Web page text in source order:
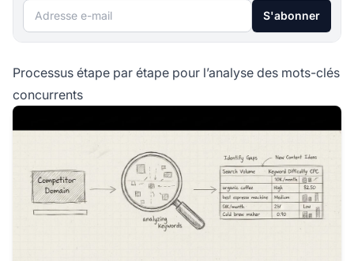
Adresse e-mail S'abonner
Processus étape par étape pour l’analyse des mots-clés
concurrents